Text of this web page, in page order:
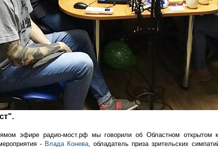
эфире радио-мост.рф мы говорили об Областном открытом
- Влада Конева, обладатель приза зрительских